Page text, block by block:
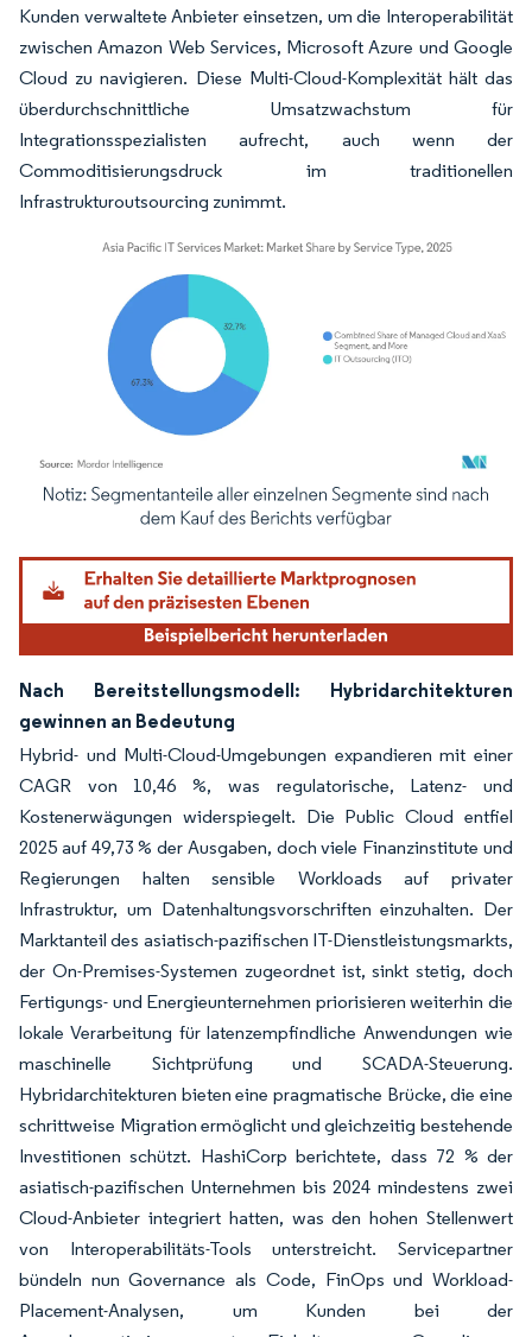
Kunden verwaltete Anbieter einsetzen, um die Interoperabilität
zwischen Amazon Web Services, Microsoft Azure und Google
Cloud zu navigieren. Diese Multi-Cloud-Komplexität hält das
überdurchschnittliche Umsatzwachstum für
Integrationsspezialisten aufrecht, auch wenn der
Commoditisierungsdruck im traditionellen
Infrastrukturoutsourcing zunimmt.
Bild © Mordor Intelligence. Wiederverwendung erfordert Namensnennung
Nach Bereitstellungsmodell: Hybridarchitekturen
gewinnen an Bedeutung
Hybrid- und Multi-Cloud-Umgebungen expandieren mit einer
CAGR von 10,46 %, was regulatorische, Latenz- und
Kostenerwägungen widerspiegelt. Die Public Cloud entfiel
2025 auf 49,73 % der Ausgaben, doch viele Finanzinstitute und
Regierungen halten sensible Workloads auf privater
Infrastruktur, um Datenhaltungsvorschriften einzuhalten. Der
Marktanteil des asiatisch-pazifischen IT-Dienstleistungsmarkts,
der On-Premises-Systemen zugeordnet ist, sinkt stetig, doch
Fertigungs- und Energieunternehmen priorisieren weiterhin die
lokale Verarbeitung für latenzempfindliche Anwendungen wie
maschinelle Sichtprüfung und SCADA-Steuerung.
Hybridarchitekturen bieten eine pragmatische Brücke, die eine
schrittweise Migration ermöglicht und gleichzeitig bestehende
Investitionen schützt. HashiCorp berichtete, dass 72 % der
asiatisch-pazifischen Unternehmen bis 2024 mindestens zwei
Cloud-Anbieter integriert hatten, was den hohen Stellenwert
von Interoperabilitäts-Tools unterstreicht. Servicepartner
bündeln nun Governance als Code, FinOps und Workload-
Placement-Analysen, um Kunden bei der